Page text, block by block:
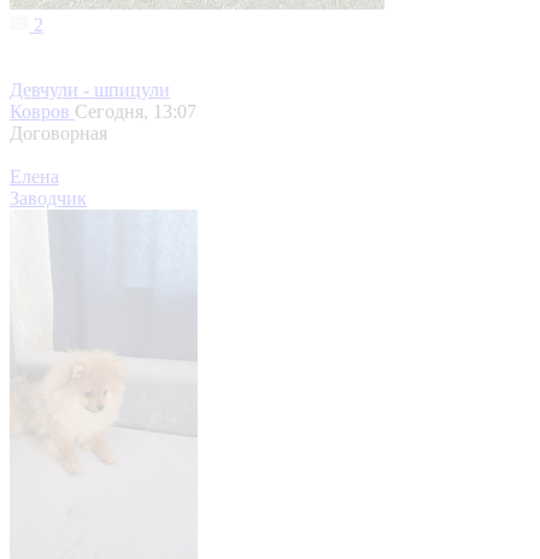
2
Девчули - шпицули
Ковров Сегодня, 13:07
Договорная
Елена
Заводчик